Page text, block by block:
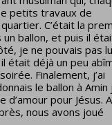
petits travaux de
C’était la
ballon, et puis il
je ne pouvais pas
était déjà un peu
Finalement, j’ai
le ballon à Amin
d’amour pour Jésus.
nous avons joué